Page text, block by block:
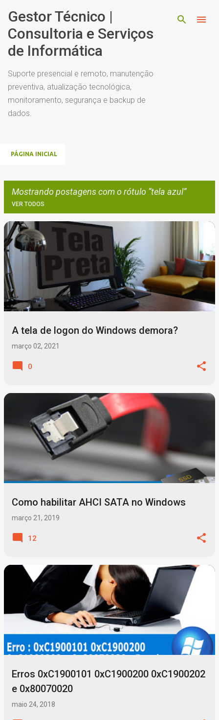
Pular para o conteúdo principal
Gestor Técnico |
Consultoria e Serviços
de Informática
Suporte presencial e remoto, manutenção
preventiva, atualização tecnológica,
monitoramento, segurança e backup de
dados.
PÁGINA INICIAL
Mostrando postagens com o rótulo tela azul
VER TODOS
P
o
s
t
a
A tela de logon do Windows demora?
março 02, 2021
0
Como habilitar AHCI SATA no Windows
março 21, 2019
12
Erros 0xC1900101 0xC1900200 0xC1900202
e 0x80070020
maio 24, 2018